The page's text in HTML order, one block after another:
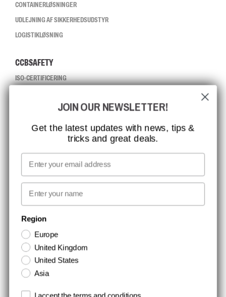
CONTAINERLØSNINGER
UDLEJNING AF SIKKERHEDSUDSTYR
LOGISTIKLØSNING
CCBSAFETY
ISO-CERTIFICERING
MISSION, VISION OG VÆRDIER
KONTAKT
JOB HOS CCBSAFETY
MEDIA
VI TAGER ANSVAR
NYHEDSBREV TILMELDING
Hold dig opdateret med gode tilbud og produktnyheder. Din e-mail
opbevares sikkert og du kan til enhver tid
JOIN OUR NEWSLETTER!
Get the latest updates with news, tips &
tricks and great deals.
Email
First name
Region
Europe
United Kingdom
United States
Asia
Terms and conditions